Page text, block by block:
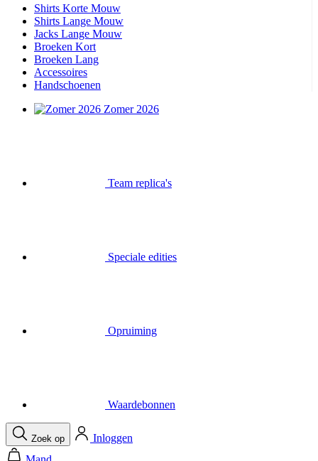
Shirts Korte Mouw
Shirts Lange Mouw
Jacks Lange Mouw
Broeken Kort
Broeken Lang
Accessoires
Handschoenen
Zomer 2026
Je mandje is leeg
Menu Sluit
Bel
Zoek op